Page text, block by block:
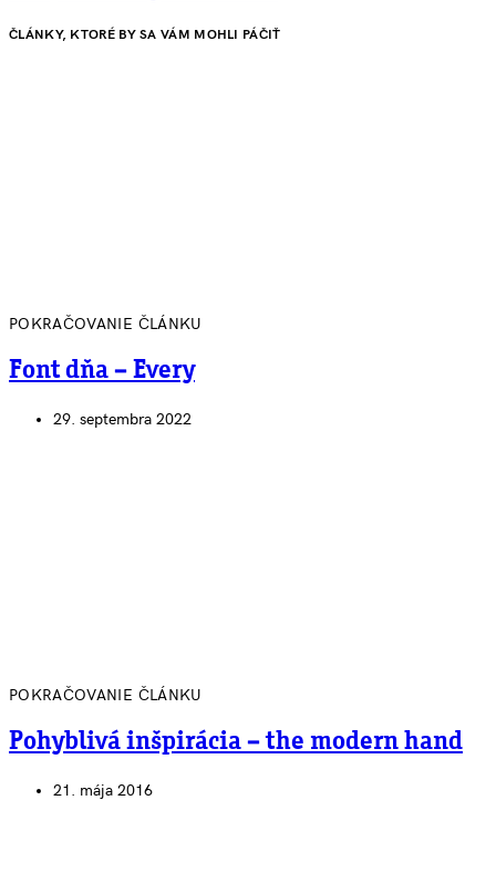
ČLÁNKY, KTORÉ BY SA VÁM MOHLI PÁČIŤ
POKRAČOVANIE ČLÁNKU
Font dňa – Every
29. septembra 2022
POKRAČOVANIE ČLÁNKU
Pohyblivá inšpirácia – the modern hand
21. mája 2016